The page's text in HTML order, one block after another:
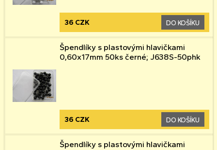
36 CZK DO KOŠÍKU
Špendlíky s plastovými hlavičkami
0,60x17mm 50ks černé; J638S-50phk
36 CZK DO KOŠÍKU
Špendlíky s plastovými hlavičkami